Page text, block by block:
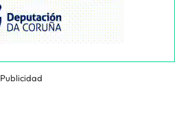
Publicidad